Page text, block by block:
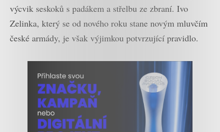
výcvik seskoků s padákem a střelbu ze zbraní. Ivo
Zelinka, který se od nového roku stane novým mluvčím
české armády, je však výjimkou potvrzující pravidlo.